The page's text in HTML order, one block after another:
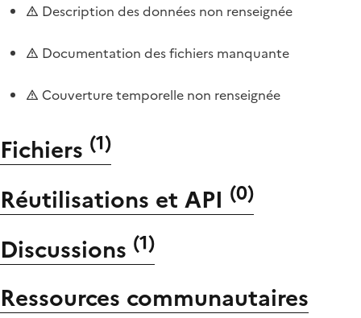
Description des données non renseignée
Documentation des fichiers manquante
Couverture temporelle non renseignée
Fichiers (1)
Réutilisations et API (0)
Discussions (1)
Ressources communautaires